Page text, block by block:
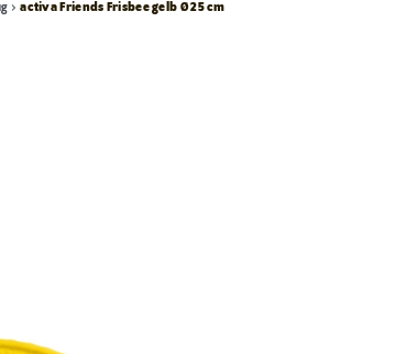
activa Friends Frisbee gelb Ø 25 cm